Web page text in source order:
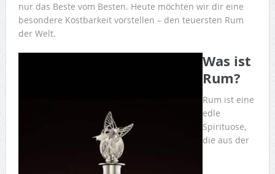
nur das Beste vom Besten. Heute möchten wir dir eine
besondere Kostbarkeit vorstellen – den teuersten Rum
der Welt.
Was ist
Rum?
Rum ist eine
edle
Spirituose,
die aus der